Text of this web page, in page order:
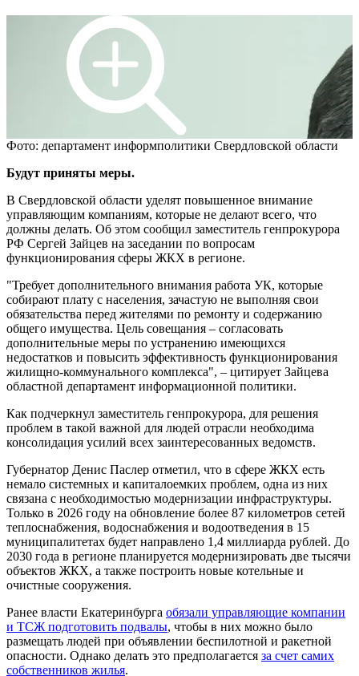
Фото: департамент информполитики Свердловской области
Будут приняты меры.
В Свердловской области уделят повышенное внимание
управляющим компаниям, которые не делают всего, что
должны делать. Об этом сообщил заместитель генпрокурора
РФ Сергей Зайцев на заседании по вопросам
функционирования сферы ЖКХ в регионе.
"Требует дополнительного внимания работа УК, которые
собирают плату с населения, зачастую не выполняя свои
обязательства перед жителями по ремонту и содержанию
общего имущества. Цель совещания – согласовать
дополнительные меры по устранению имеющихся
недостатков и повысить эффективность функционирования
жилищно-коммунального комплекса", – цитирует Зайцева
областной департамент информационной политики.
Как подчеркнул заместитель генпрокурора, для решения
проблем в такой важной для людей отрасли необходима
консолидация усилий всех заинтересованных ведомств.
Губернатор Денис Паслер отметил, что в сфере ЖКХ есть
немало системных и капиталоемких проблем, одна из них
связана с необходимостью модернизации инфраструктуры.
Только в 2026 году на обновление более 87 километров сетей
теплоснабжения, водоснабжения и водоотведения в 15
муниципалитетах будет направлено 1,4 миллиарда рублей. До
2030 года в регионе планируется модернизировать две тысячи
объектов ЖКХ, а также построить новые котельные и
очистные сооружения.
Ранее власти Екатеринбурга обязали управляющие компании
и ТСЖ подготовить подвалы, чтобы в них можно было
размещать людей при объявлении беспилотной и ракетной
опасности. Однако делать это предполагается за счет самих
собственников жилья.